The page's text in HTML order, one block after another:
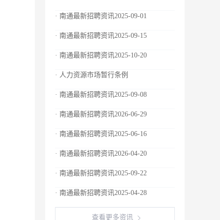
· 南通最新招聘资讯2025-09-01
· 南通最新招聘资讯2025-09-15
· 南通最新招聘资讯2025-10-20
· 人力资源市场暂行条例
· 南通最新招聘资讯2025-09-08
· 南通最新招聘资讯2026-06-29
· 南通最新招聘资讯2025-06-16
· 南通最新招聘资讯2026-04-20
· 南通最新招聘资讯2025-09-22
· 南通最新招聘资讯2025-04-28
查看更多资讯